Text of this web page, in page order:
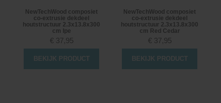
NewTechWood composiet
co-extrusie dekdeel
houtstructuur 2.3x13.8x300
cm Ipe
€ 37,95
BEKIJK PRODUCT
NewTechWood composiet
co-extrusie dekdeel
houtstructuur 2.3x13.8x300
cm Red Cedar
€ 37,95
BEKIJK PRODUCT